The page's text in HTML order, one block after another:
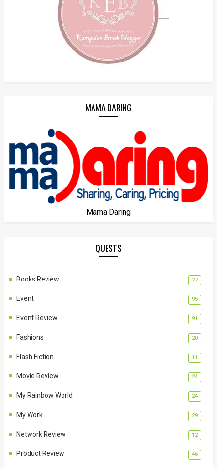
MAMA DARING
Mama Daring
QUESTS
Books Review 27
Event 95
Event Review 91
Fashions 20
Flash Fiction 11
Movie Review 24
My Rainbow World 24
My Work 29
Network Review 12
Product Review 46